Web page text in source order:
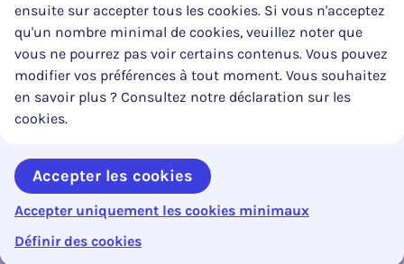
La mise à jour de ce site web a pu être réalisée en partie grâce au
soutien substantiel et financier du SPF Mobilité & Transports.
Copyright © 2026 Code de la Route. Tous droits réservés.
webdesign ©
ensuite sur accepter tous les cookies. Si vous n'acceptez
qu'un nombre minimal de cookies, veuillez noter que
vous ne pourrez pas voir certains contenus. Vous pouvez
modifier vos préférences à tout moment. Vous souhaitez
en savoir plus ? Consultez notre déclaration sur les
cookies.
Accepter les cookies
Accepter uniquement les cookies minimaux
Définir des cookies